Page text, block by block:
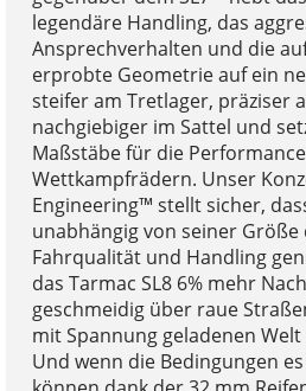
legendäre Handling, das
Ansprechverhalten und die
erprobte Geometrie auf ein
steifer am Tretlager, präziser
nachgiebiger im Sattel und
Maßstäbe für die
Wettkampfrädern. Unser
Engineering™ stellt sicher,
unabhängig von seiner Größe
Fahrqualität und Handling
das Tarmac SL8 6% mehr
geschmeidig über raue
mit Spannung geladenen
Und wenn die Bedingungen